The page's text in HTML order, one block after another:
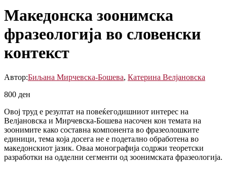
Македонска зоонимска
фразеологија во словенски
контекст
Автор:Биљана Мирчевска-Бошева, Катерина Велјановска
800 ден
Овој труд е резултат на повеќегодишниот интерес на
Велјановска и Мирчевска-Бошева насочен кон темата на
зоонимите како составна компонента во фразеолошките
единици, тема која досега не е подетално обработена во
македонскиот јазик. Оваа монографија содржи теоретски
разработки на одделни сегменти од зоонимската фразеологија.